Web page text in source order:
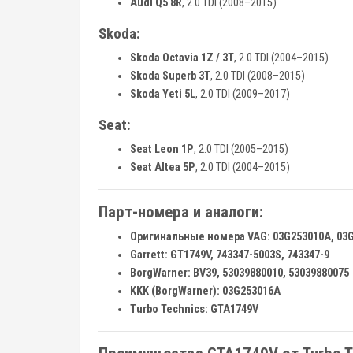
Audi Q5 8R, 2.0 TDI (2008–2015)
Skoda:
Skoda Octavia 1Z / 3T, 2.0 TDI (2004–2015)
Skoda Superb 3T, 2.0 TDI (2008–2015)
Skoda Yeti 5L, 2.0 TDI (2009–2017)
Seat:
Seat Leon 1P, 2.0 TDI (2005–2015)
Seat Altea 5P, 2.0 TDI (2004–2015)
Парт-номера и аналоги:
Оригинальные номера VAG: 03G253010A,
Garrett: GT1749V, 743347-5003S, 743347-9
BorgWarner: BV39, 53039880010, 53039880075
KKK (BorgWarner): 03G253016A
Turbo Technics: GTA1749V